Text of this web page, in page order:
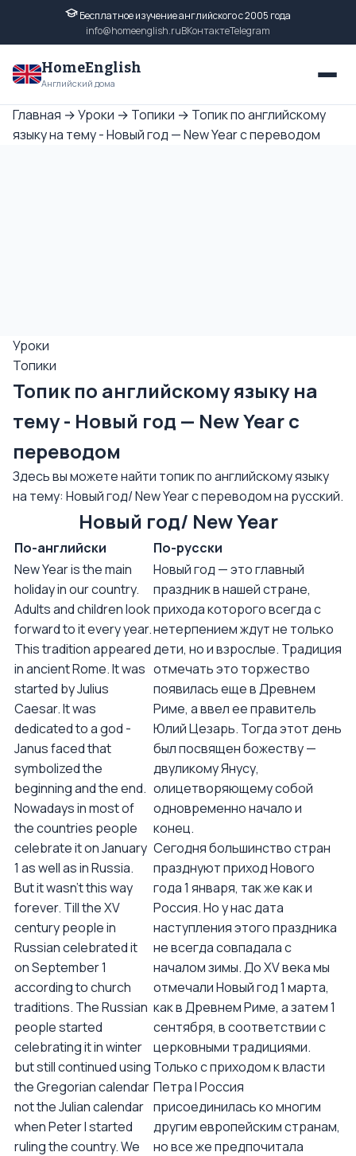
Бесплатное изучение английского с 2005 года
info@homeenglish.ruВКонтактеTelegram
HomeEnglish
Английский дома
Главная →Уроки → Топики → Топик по английскому
языку на тему - Новый год — New Year с переводом
Уроки
Топики
Топик по английскому языку на
тему - Новый год — New Year с
переводом
Здесь вы можете найти топик по английскому языку
на тему: Новый год/ New Year с переводом на русский.
Новый год/ New Year
По-английски
По-русски
New Year is the main
holiday in our country.
Adults and children look
forward to it every year.
This tradition appeared
in ancient Rome. It was
started by Julius
Caesar. It was
dedicated to a god -
Janus faced that
symbolized the
beginning and the end.
Nowadays in most of
the countries people
celebrate it on January
1 as well as in Russia.
But it wasn’t this way
forever. Till the XV
century people in
Russian celebrated it
on September 1
according to church
traditions. The Russian
people started
celebrating it in winter
but still continued using
the Gregorian calendar
not the Julian calendar
when Peter I started
ruling the country. We
Новый год — это главный
праздник в нашей стране,
прихода которого всегда с
нетерпением ждут не только
дети, но и взрослые. Традиция
отмечать это торжество
появилась еще в Древнем
Риме, а ввел ее правитель
Юлий Цезарь. Тогда этот день
был посвящен божеству —
двуликому Янусу,
олицетворяющему собой
одновременно начало и
конец.
Сегодня большинство стран
празднуют приход Нового
года 1 января, так же как и
Россия. Но у нас дата
наступления этого праздника
не всегда совпадала с
началом зимы. До XV века мы
отмечали Новый год 1 марта,
как в Древнем Риме, а затем 1
сентября, в соответствии с
церковными традициями.
Только с приходом к власти
Петра I Россия
присоединилась ко многим
другим европейским странам,
но все же предпочитала